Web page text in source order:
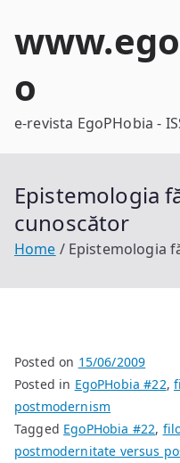
o
e-revista EgoPHobia -
Epistemologia
cunoscător
Home Epistemologia
Posted on 15/06/2009
Posted in EgoPHobia #22,
postmodernism
Tagged EgoPHobia #22,
postmodernitate versus